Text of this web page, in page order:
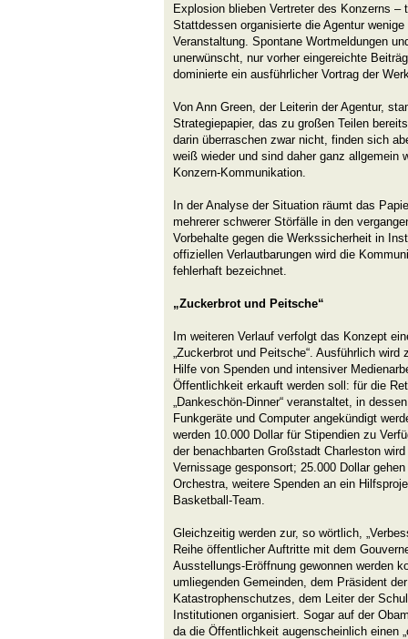
Explosion blieben Vertreter des Konzerns –
Stattdessen organisierte die Agentur
Veranstaltung. Spontane Wortmeldungen
unerwünscht, nur vorher eingereichte
dominierte ein ausführlicher Vortrag der
Von Ann Green, der Leiterin der Agentur,
Strategiepapier, das zu großen Teilen
darin überraschen zwar nicht, finden sich
weiß wieder und sind daher ganz allgemein
Konzern-Kommunikation.
In der Analyse der Situation räumt das
mehrerer schwerer Störfälle in den
Vorbehalte gegen die Werkssicherheit in
offiziellen Verlautbarungen wird die
fehlerhaft bezeichnet.
„Zuckerbrot und Peitsche“
Im weiteren Verlauf verfolgt das Konzept
„Zuckerbrot und Peitsche“. Ausführlich
Hilfe von Spenden und intensiver
Öffentlichkeit erkauft werden soll: für die
„Dankeschön-Dinner“ veranstaltet, in
Funkgeräte und Computer angekündigt
werden 10.000 Dollar für Stipendien zu
der benachbarten Großstadt Charleston
Vernissage gesponsort; 25.000 Dollar
Orchestra, weitere Spenden an ein
Basketball-Team.
Gleichzeitig werden zur, so wörtlich,
Reihe öffentlicher Auftritte mit dem
Ausstellungs-Eröffnung gewonnen werden
umliegenden Gemeinden, dem Präsident
Katastrophenschutzes, dem Leiter der
Institutionen organisiert. Sogar auf der
da die Öffentlichkeit augenscheinlich einen